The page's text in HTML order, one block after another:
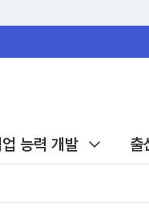
능력 개발 출